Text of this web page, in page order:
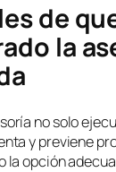
de
la
no solo
y previene
la opción